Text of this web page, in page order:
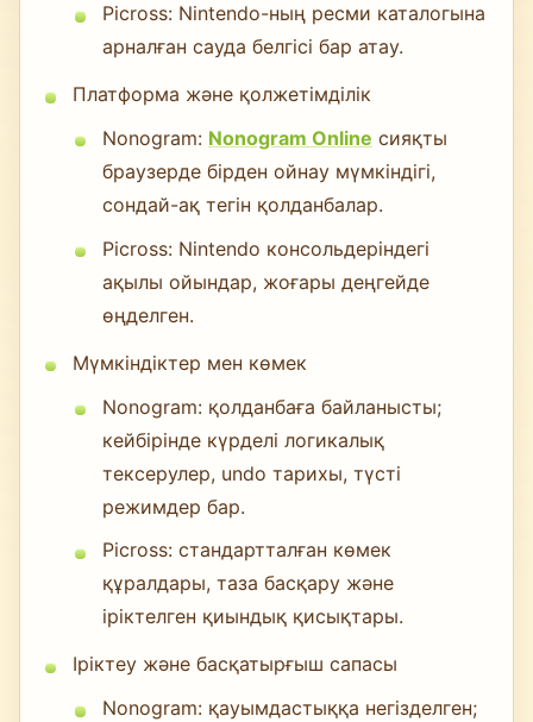
Picross: Nintendo-ның ресми каталогына
арналған сауда белгісі бар атау.
Платформа және қолжетімділік
Nonogram: Nonogram Online сияқты
браузерде бірден ойнау мүмкіндігі,
сондай-ақ тегін қолданбалар.
Picross: Nintendo консольдеріндегі
ақылы ойындар, жоғары деңгейде
өңделген.
Мүмкіндіктер мен көмек
Nonogram: қолданбаға байланысты;
кейбірінде күрделі логикалық
тексерулер, undo тарихы, түсті
режимдер бар.
Picross: стандартталған көмек
құралдары, таза басқару және
іріктелген қиындық қисықтары.
Іріктеу және басқатырғыш сапасы
Nonogram: қауымдастыққа негізделген;